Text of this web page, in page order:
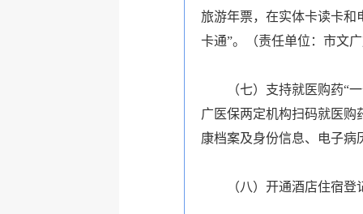
旅游年票，在实体卡读卡和
卡通”。（责任单位：市文
（七）支持就医购药“
广医保两定机构扫码就医购
康档案及身份信息、电子病
（八）开通酒店住宿